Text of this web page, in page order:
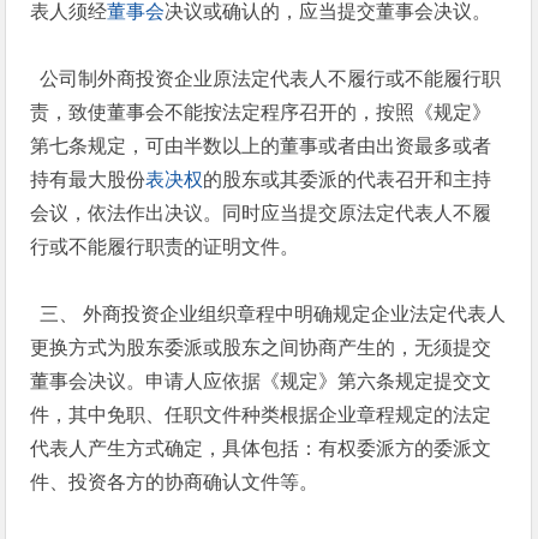
表人须经董事会决议或确认的，应当提交董事会决议。
公司制外商投资企业原法定代表人不履行或不能履行职
责，致使董事会不能按法定程序召开的，按照《规定》
第七条规定，可由半数以上的董事或者由出资最多或者
持有最大股份表决权的股东或其委派的代表召开和主持
会议，依法作出决议。同时应当提交原法定代表人不履
行或不能履行职责的证明文件。
三、 外商投资企业组织章程中明确规定企业法定代表人
更换方式为股东委派或股东之间协商产生的，无须提交
董事会决议。申请人应依据《规定》第六条规定提交文
件，其中免职、任职文件种类根据企业章程规定的法定
代表人产生方式确定，具体包括：有权委派方的委派文
件、投资各方的协商确认文件等。